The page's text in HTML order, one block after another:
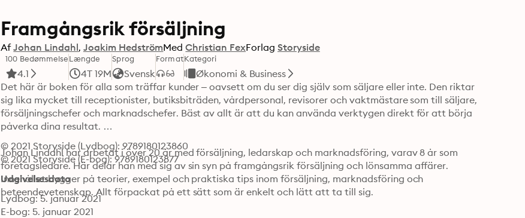
Framgångsrik försäljning
Af Johan Lindahl Joakim HedströmMed Christian FexForlag Storyside
100 Bedømmelse
4.1
Længde
4T 19M
Sprog
Svensk
FormatKategori
Økonomi & Business
Det här är boken för alla som träffar kunder – oavsett om du ser dig själv som säljare eller inte. Den riktar
sig lika mycket till receptionister, butiksbiträden, vårdpersonal, revisorer och vaktmästare som till säljare,
försäljningschefer och marknadschefer. Bäst av allt är att du kan använda verktygen direkt för att börja
påverka dina resultat.
Johan Lindahl har arbetat i över 20 år med försäljning, ledarskap och marknadsföring, varav 8 år som
företagsledare. Här delar han med sig av sin syn på framgångsrik försäljning och lönsamma affärer.
Innehållet bygger på teorier, exempel och praktiska tips inom försäljning, marknadsföring och
beteendevetenskap. Allt förpackat på ett sätt som är enkelt och lätt att ta till sig.
© 2021 Storyside (Lydbog): 9789180123860
© 2021 Storyside (E-bog): 9789180123877
Udgivelsesdato
Lydbog: 5. januar 2021
E-bog: 5. januar 2021